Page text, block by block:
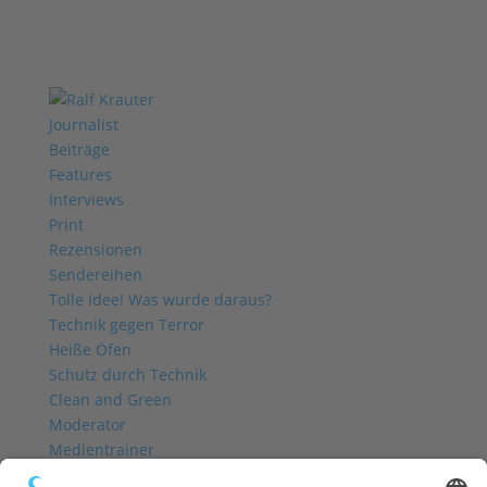
Journalist
Beiträge
Features
Interviews
Print
Rezensionen
Sendereihen
Tolle Idee! Was wurde daraus?
Technik gegen Terror
Heiße Öfen
Schutz durch Technik
Clean and Green
Moderator
Medientrainer